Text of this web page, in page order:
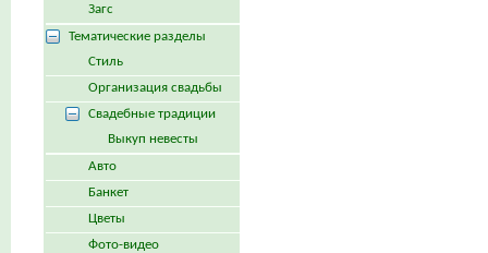
Загс
Тематические разделы
Стиль
Организация свадьбы
Свадебные традиции
Выкуп невесты
Авто
Банкет
Цветы
Фото-видео